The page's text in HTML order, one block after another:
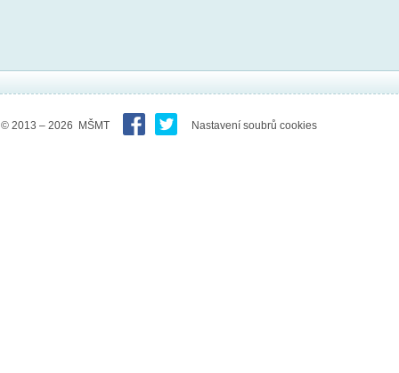
© 2013 – 2026 MŠMT Nastavení soubrů cookies